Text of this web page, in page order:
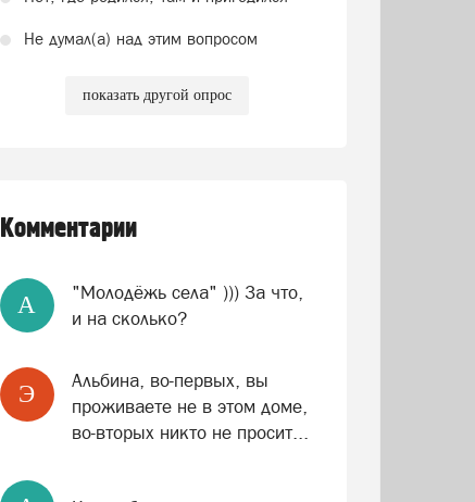
Не думал(а) над этим вопросом
показать другой опрос
Комментарии
A
"Молодёжь села" ))) За что,
и на сколько?
Э
Альбина, во-первых, вы
проживаете не в этом доме,
во-вторых никто не просит...